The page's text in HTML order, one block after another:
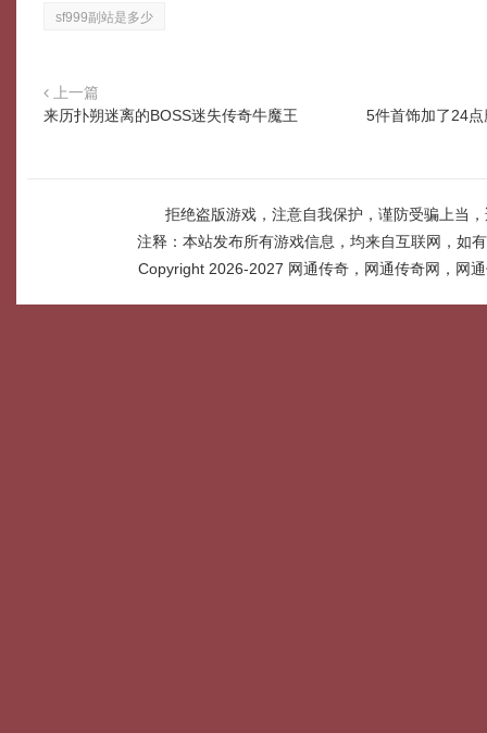
sf999副站是多少
上一篇
来历扑朔迷离的BOSS迷失传奇牛魔王
5件首饰加了24
拒绝盗版游戏，注意自我保护，谨防受骗上当
注释：本站发布所有游戏信息，均来自互联网，如
Copyright 2026-2027 网通传奇，网通传奇网，网